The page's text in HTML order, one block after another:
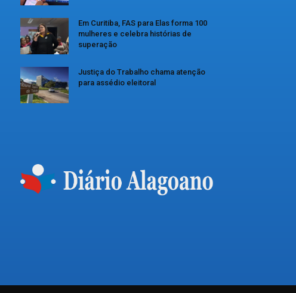
Em Curitiba, FAS para Elas forma 100
mulheres e celebra histórias de
superação
Justiça do Trabalho chama atenção
para assédio eleitoral